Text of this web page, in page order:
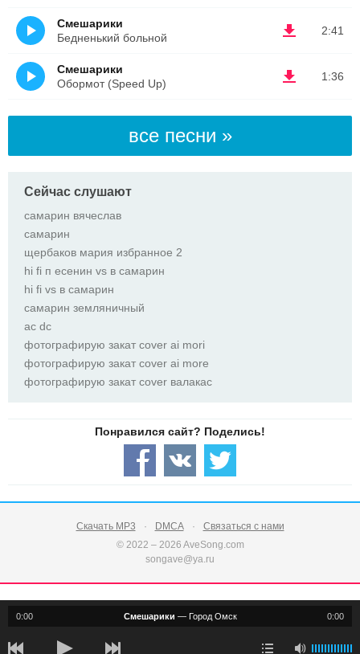
2:41
Смешарики
Бедненький больной
1:36
Смешарики
Обормот (Speed Up)
все песни »
Сейчас слушают
самарин вячеслав
самарин
щербаков мария избранное 2
hi fi п есенин vs в самарин
hi fi vs в самарин
самарин земляничный
ас dc
фотографирую закат cover ai mori
фотографирую закат cover ai more
фотографирую закат cover валакас
Скачать MP3 DMCA
Связаться с нами
© 2022 – 2026 AveSong.com
songave@ya.ru
0:00 0:00
Смешарики — Город Омск